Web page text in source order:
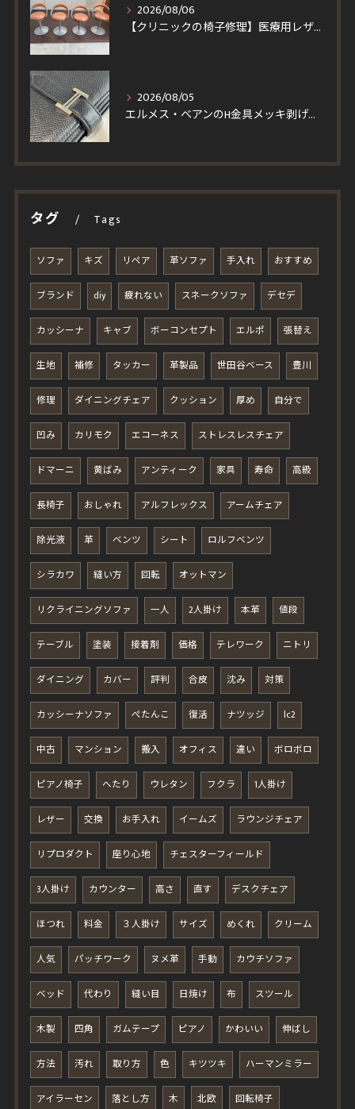
2026/08/06
【クリニックの椅子修理】医療用レザーへ張り替え！買い替えより安くイトーキ回転チェア4脚を即日対応
2026/08/05
エルメス・ベアンのH金具メッキ剥げを修理！一度縫製を解いて仕上げる輝く再メッキと角スレ・コバ修復事例
タグ Tags
ソファ キズ リペア 革ソファ 手入れ おすすめ
ブランド diy 疲れない スネークソファ デセデ
カッシーナ キャブ ボーコンセプト エルポ 張替え
生地 補修 タッカー 革製品 世田谷ベース 豊川
修理 ダイニングチェア クッション 厚め 自分で
凹み カリモク エコーネス ストレスレスチェア
ドマーニ 黄ばみ アンティーク 家具 寿命 高級
長椅子 おしゃれ アルフレックス アームチェア
除光液 革 ベンツ シート ロルフベンツ
シラカワ 縫い方 回転 オットマン
リクライニングソファ 一人 2人掛け 本革 値段
テーブル 塗装 接着剤 価格 テレワーク ニトリ
ダイニング カバー 評判 合皮 沈み 対策
カッシーナソファ ぺたんこ 復活 ナツッジ lc2
中古 マンション 搬入 オフィス 違い ボロボロ
ピアノ椅子 へたり ウレタン フクラ 1人掛け
レザー 交換 お手入れ イームズ ラウンジチェア
リプロダクト 座り心地 チェスターフィールド
3人掛け カウンター 高さ 直す デスクチェア
ほつれ 料金 ３人掛け サイズ めくれ クリーム
人気 パッチワーク ヌメ革 手動 カウチソファ
ベッド 代わり 縫い目 日焼け 布 スツール
木製 四角 ガムテープ ピアノ かわいい 伸ばし
方法 汚れ 取り方 色 キツツキ ハーマンミラー
アイラーセン 落とし方 木 北欧 回転椅子